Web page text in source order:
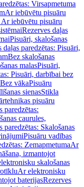
Virsapmetuma
Ar iebūvētu pisuāru
Ar iebūvētu pisuāru
Rezerves daļas
Pisuāri, skalošanas
daļas paredzētas: Pisuāri,
Bez skalošanas
malasPisuāri,
Pisuāri, darbībai bez
vākaPisuāru
sienasStikla
pisuāru
paredzētas:
caurules,
paredzētas: Skalošanas
Pisuāru vadības
ZemapmetumaAr
izmantojot
skalošanas
Ar elektronisku
baterijasRezerves